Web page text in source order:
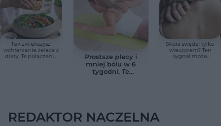
Tak zwiększysz
wchłanianie żelaza z
diety. Te połączenia
Prostsze plecy i
mniej bólu w 6
tygodni. Te
Skóra swędzi tylko
wieczorem? Ten
sygnał może
REDAKTOR NACZELNA